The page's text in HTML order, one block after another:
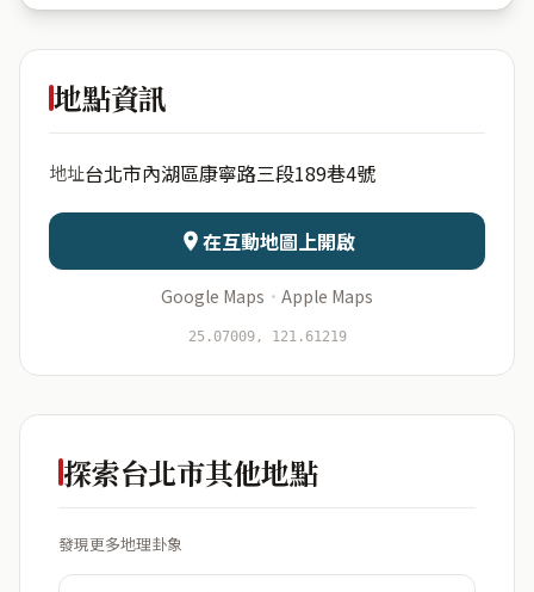
新銳天下
日期 出生時辰
資料僅用於即時分析，不會儲存於伺服器
地點資訊
地址台北市內湖區康寧路三段189巷4號
在互動地圖上開啟
Google Maps · Apple Maps
25.07009, 121.61219
探索台北市其他地點
發現更多地理卦象